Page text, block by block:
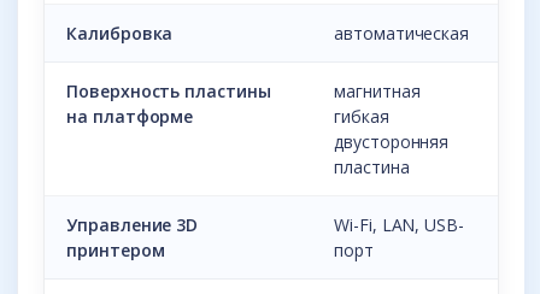
Калибровка автоматическая
Поверхность пластины
на платформе
магнитная
гибкая
двусторонняя
пластина
Управление 3D
принтером
Wi-Fi, LAN, USB-
порт